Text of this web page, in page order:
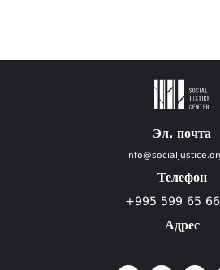
Эл. почта
Телефон
+995 599 65
Адрес